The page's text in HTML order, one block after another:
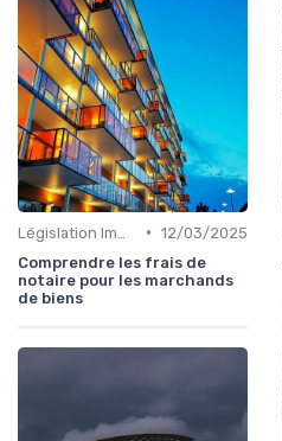
• 12/03/2025
Comprendre les frais de
notaire pour les marchands
de biens